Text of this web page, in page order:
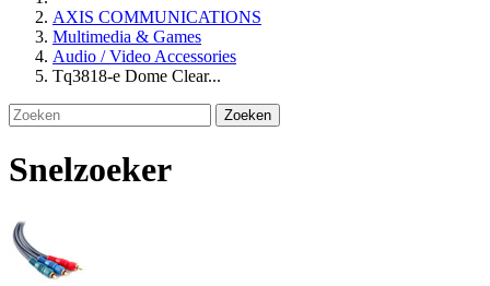
AXIS COMMUNICATIONS
Multimedia & Games
Audio / Video Accessories
Tq3818-e Dome Clear...
Zoeken
Snelzoeker